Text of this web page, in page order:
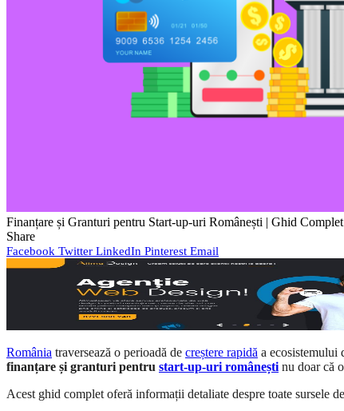
Finanțare și Granturi pentru Start-up-uri Românești | Ghid
Share
Facebook Twitter LinkedIn Pinterest Email
România traversează o perioadă de creștere rapidă a ecosistemului
finanțare și granturi pentru start-up-uri românești nu doar că
Acest ghid complet oferă informații detaliate despre toate sursele